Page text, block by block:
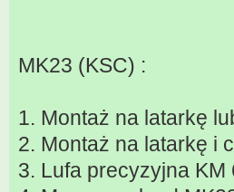
MK23 (KSC) :
1. Montaż na latarkę
2. Montaż na latarkę i
3. Lufa precyzyjna KM